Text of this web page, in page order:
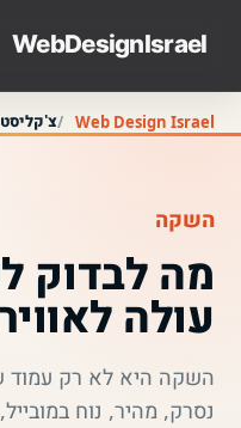
Web Design Israel
השקה
מה לבדוק
עולה
השקה היא לא רק עמוד
נסרק, מהיר, נוח